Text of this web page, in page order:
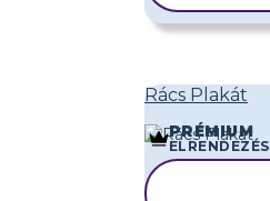
Rács Plakát
PRÉMIUM
ELRENDEZÉS